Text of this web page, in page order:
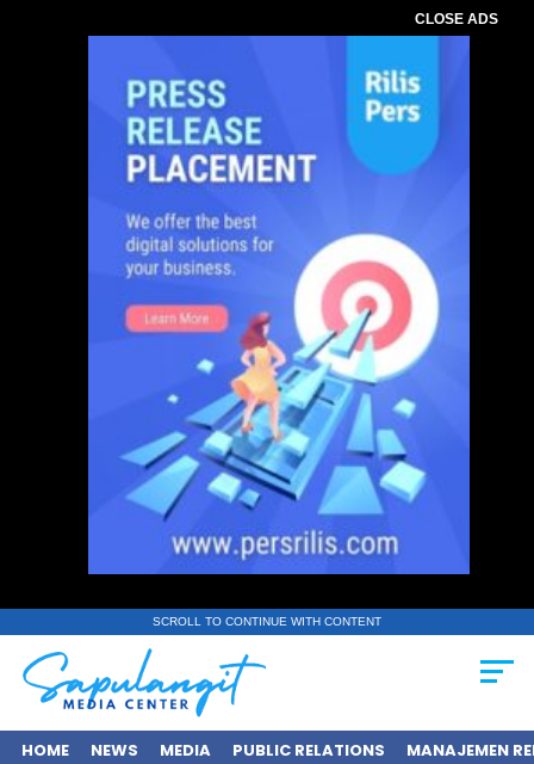
CLOSE ADS
SCROLL TO CONTINUE WITH CONTENT
HOME NEWS MEDIA PUBLIC RELATIONS MANAJEMEN